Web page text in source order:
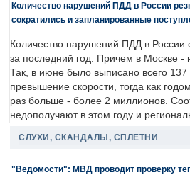
Количество нарушений ПДД в России
сократились и запланированные
Количество нарушений ПДД в России
за последний год. Причем в Москве -
Так, в июне было выписано всего
превышение скорости, тогда как
раз больше - более 2 миллионов.
недополучают в этом году и
СЛУХИ, СКАНДАЛЫ, СПЛЕТНИ
"Ведомости": МВД проводит проверку